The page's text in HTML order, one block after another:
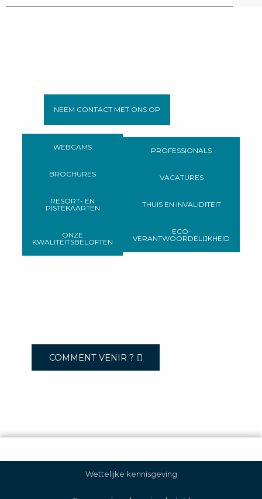
NEEM CONTACT MET ONS OP
WEBCAMS
BROCHURES
RESORT- EN
PISTEKAARTEN
ONZE
KWALITEITSBELOFTEN
PROFESSIONALS
VACATURES
THUIS EN INVALIDITEIT
ECO-
VERANTWOORDELIJKHEID
COMMENT VENIR ?
Wettelijke kennisgeving